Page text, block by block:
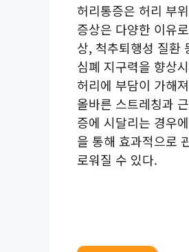
허리통증은 허리 부
증상은 다양한 이유
상, 척추퇴행성 질환
심폐 지구력을 향상
허리에 부담이 가해
올바른 스트레칭과
증에 시달리는 경우
을 통해 효과적으로
로워질 수 있다.